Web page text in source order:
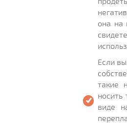
она на
Если
такие
носить
виде